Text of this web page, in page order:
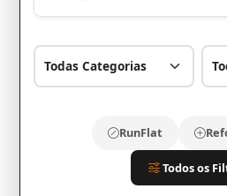
RunFlat
Todos os